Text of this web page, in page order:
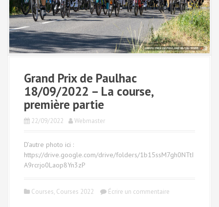
Grand Prix de Paulhac
18/09/2022 – La course,
première partie
22/09/2022 Webmaster
D’autre photo ici :
https://drive.google.com/drive/folders/1b15ssM7gh0NTtI
A9rcrjo0Laop8Yn3zP
Courses, Courses 2022 Écrire un commentaire